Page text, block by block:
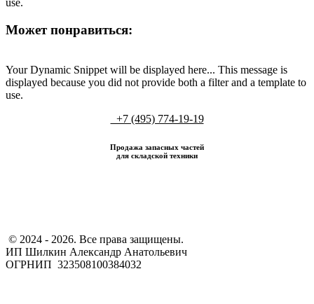
use.
Может понравиться:
Your Dynamic Snippet will be displayed here... This message is
displayed because you did not provide both a filter and a template to
use.
+7 (495) 774-19-19
Продажа запасных частей
для складской техники
​ © 2024 - 2026. Все права защищены.
ИП Шилкин Александр Анатольевич
ОГРНИП 323508100384032